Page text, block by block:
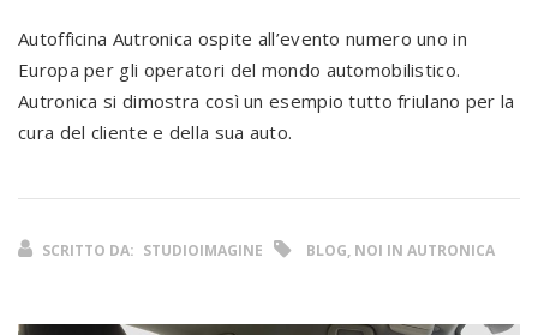
Autofficina Autronica ospite all’evento numero uno in
Europa per gli operatori del mondo automobilistico.
Autronica si dimostra così un esempio tutto friulano per la
cura del cliente e della sua auto.
SCRITTO DA: STUDIOIMAGINE BLOG, NOI IN AUTRONICA